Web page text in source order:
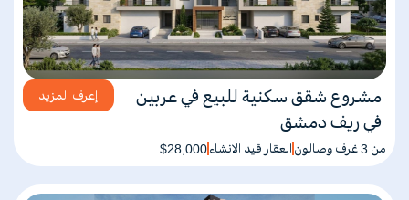
إعرف المزيد
مشروع شقق سكنية للبيع في عربين
في ريف دمشق
من 3 غرف وصالون العقار قيد الانشاء$28,000